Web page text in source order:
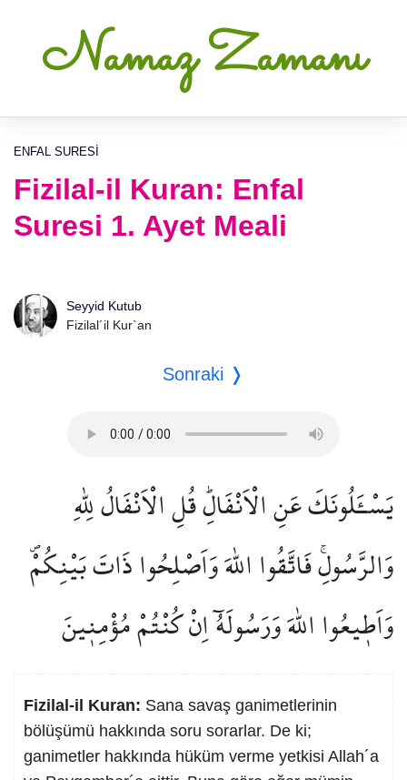
Namaz Zamanı
ENFAL SURESI
Fizilal-il Kuran: Enfal
Suresi 1. Ayet Meali
Seyyid Kutub
Fizilal´il Kur`an
Sonraki ❭
يَسْـَٔلُونَكَ عَنِ الْاَنْفَالِۜ قُلِ الْاَنْفَالُ لِلّٰهِ
وَالرَّسُولِۚ فَاتَّقُوا اللّٰهَ وَاَصْلِحُوا ذَاتَ بَيْنِكُمْۖ
وَاَط۪يعُوا اللّٰهَ وَرَسُولَهُٓ اِنْ كُنْتُمْ مُؤْمِن۪ينَ
Fizilal-il Kuran: Sana savaş ganimetlerinin
bölüşümü hakkında soru sorarlar. De ki;
ganimetler hakkında hüküm verme yetkisi Allah´a